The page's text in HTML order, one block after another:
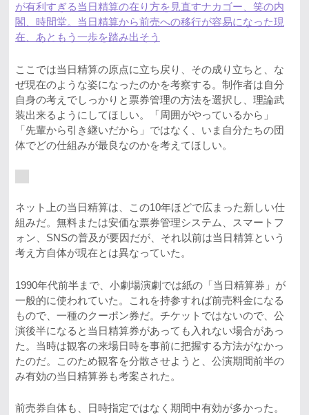
が有利すぎる当日精算の在り方を見直すナカゴー、笑の内
閣、時間堂。当日精算から前売への移行が容易になった現
在、あともう一歩を踏み出そう
ここでは当日精算の原点に立ち戻り、その成り立ちと、な
ぜ現在のような姿になったのかを考察する。制作者は自分
自身の考えでしっかりと票券管理の方法を選択し、理論武
装出来るようにしてほしい。「周囲がやっているから」
「先輩から引き継いだから」ではなく、いま自分たちの団
体でどの仕組みが最良なのかを考えてほしい。
ネット上の当日精算は、この10年ほどで広まった新しい仕
組みだ。無料または安価な票券管理システム、スマートフ
ォン、SNSの普及が要因だが、それ以前は当日精算という
考え方自体が現在とは異なっていた。
1990年代前半まで、小劇場演劇では紙の「当日精算券」が
一般的に使われていた。これを持参すれば前売料金になる
もので、一種のクーポン券だ。チケットではないので、公
演後半になると当日精算券があっても入れない場合があっ
た。当時は観客の来場日時を事前に把握する方法がなかっ
たのだ。このため観客を分散させようと、公演期間前半の
み有効の当日精算券も考案された。
前売券自体も、日時指定ではなく期間中有効が多かった。